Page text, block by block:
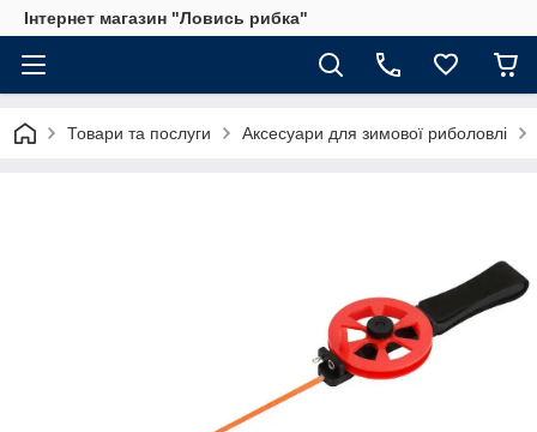
Інтернет магазин "Ловись рибка"
Товари та послуги Аксесуари для зимової риболовлі